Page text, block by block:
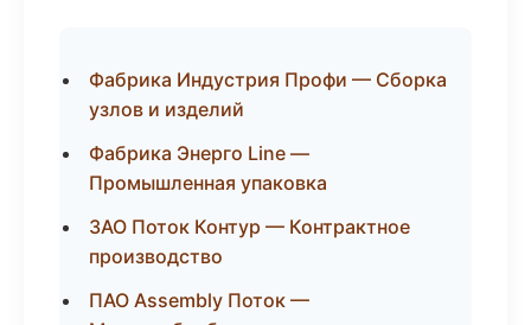
Фабрика Индустрия Профи — Сборка
узлов и изделий
Фабрика Энерго Line —
Промышленная упаковка
ЗАО Поток Контур — Контрактное
производство
ПАО Assembly Поток —